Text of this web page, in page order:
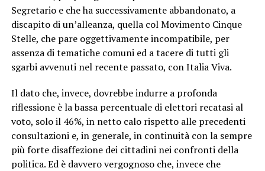
Segretario e che ha successivamente abbandonato, a
discapito di un’alleanza, quella col Movimento Cinque
Stelle, che pare oggettivamente incompatibile, per
assenza di tematiche comuni ed a tacere di tutti gli
sgarbi avvenuti nel recente passato, con Italia Viva.
Il dato che, invece, dovrebbe indurre a profonda
riflessione è la bassa percentuale di elettori recatasi al
voto, solo il 46%, in netto calo rispetto alle precedenti
consultazioni e, in generale, in continuità con la sempre
più forte disaffezione dei cittadini nei confronti della
politica. Ed è davvero vergognoso che, invece che